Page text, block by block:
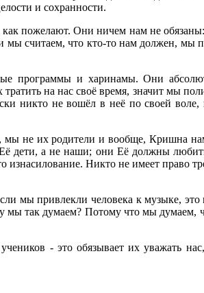
и сохранности.
пожелают. Они ничем нам не
считаем, что кто-то нам должен, мы
программы и харинамы. Они
на нас своё время, значит мы
никто не вошёл в неё по своей
не их родители и вообще, Кришна
дети, а не наши; они Её должны
изнасилование. Никто не имеет право
мы привлекли человека к музыке, это
мы так думаем? Потому что мы думаем,
- это обязывает их уважать